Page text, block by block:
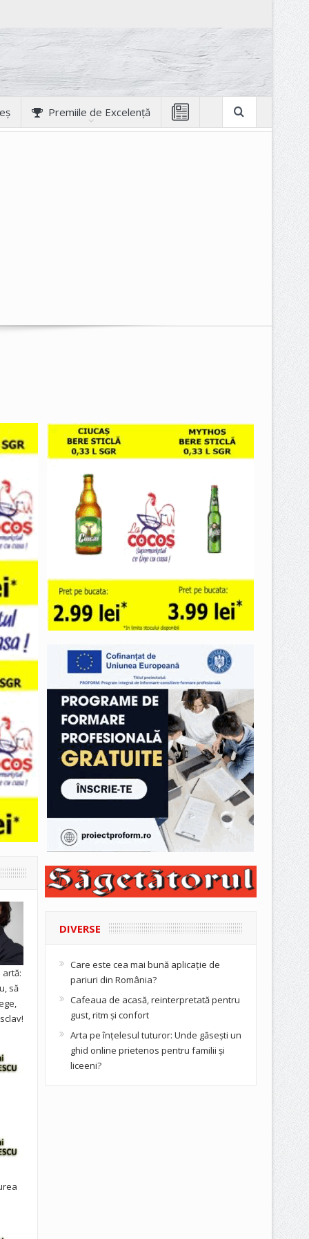
Premiile de Excelență
să
DIVERSE
Care este cea mai bună aplicație de
pariuri din România?
Cafeaua de acasă, reinterpretată pentru
gust, ritm și confort
Arta pe înțelesul tuturor: Unde găsești un
ghid online prietenos pentru familii și
liceeni?